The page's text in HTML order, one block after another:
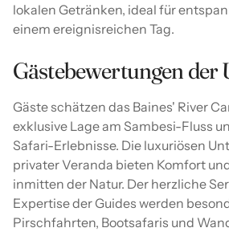
lokalen Getränken, ideal für
einem ereignisreichen Tag.
Gästebewertungen
Gäste schätzen das Baines' River
exklusive Lage am Sambesi-Fluss
Safari-Erlebnisse. Die luxuriösen
privater Veranda bieten Komfort
inmitten der Natur. Der herzliche
Expertise der Guides werden
Pirschfahrten, Bootsafaris und